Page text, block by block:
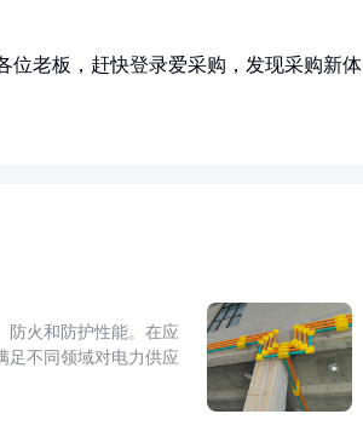
位老板，赶快登录爱采购，发现采购新体
防火和防护性能。在应
足不同领域对电力供应